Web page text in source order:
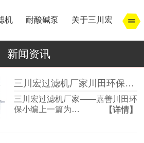
机 耐酸碱泵 关于三川宏
新闻资讯
三川宏过滤机厂家川田环保解析宁波余姚镇北工业园模式
三川宏过滤机厂家——嘉善川田环
保小编上一篇为…
【详情】